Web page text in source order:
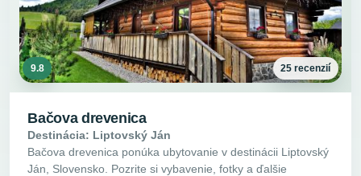
9.8 25 recenzií
Bačova drevenica
Destinácia: Liptovský Ján
Bačova drevenica ponúka ubytovanie v destinácii Liptovský
Ján, Slovensko. Pozrite si vybavenie, fotky a ďalšie